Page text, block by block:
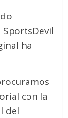
ha
con la
del